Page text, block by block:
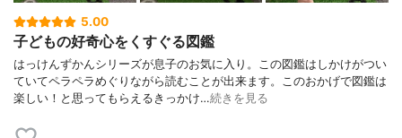
5.00
子どもの好奇心をくすぐる図鑑
はっけんずかんシリーズが息子のお気に入り。この図鑑はしかけがつい
ていてペラペラめぐりながら読むことが出来ます。このおかげで図鑑は
楽しい！と思ってもらえるきっかけ…続きを見る